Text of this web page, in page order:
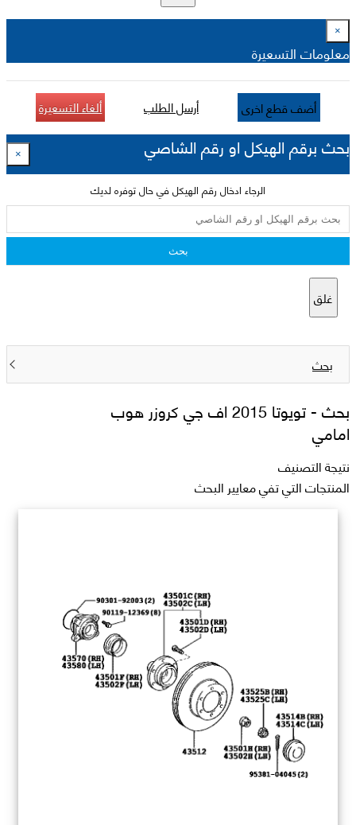
×
معلومات التسعيرة
أضف قطع اخرى أرسل الطلب ألغاء التسعيرة
بحث برقم الهيكل او رقم الشاصي ×
الرجاء ادخال رقم الهيكل في حال توفره لديك
بحث
غلق
بحث
بحث - تويوتا 2015 اف جي كروزر هوب
امامي
نتيجة التصنيف
المنتجات التي تفي معايير البحث